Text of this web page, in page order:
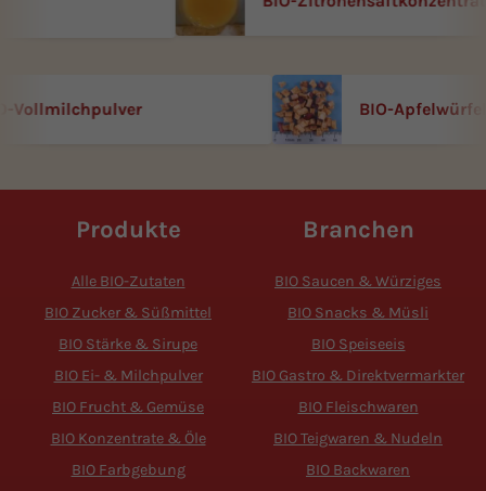
BIO-Vollmilchpulver BIO-
Produkte
Alle BIO-Zutaten
BIO Zucker & Süßmittel
BIO Stärke & Sirupe
BIO Ei- & Milchpulver
BIO Frucht & Gemüse
BIO Konzentrate & Öle
BIO Farbgebung
Branchen
BIO Saucen & Würziges
BIO Snacks & Müsli
BIO Speiseeis
BIO Gastro & Direktvermarkter
BIO Fleischwaren
BIO Teigwaren & Nudeln
BIO Backwaren